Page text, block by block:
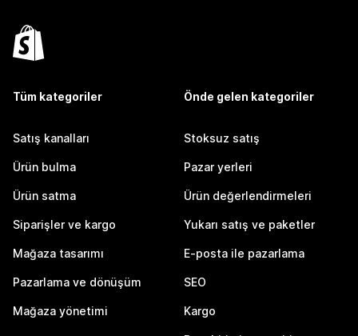
Tüm kategoriler
Satış kanalları
Ürün bulma
Ürün satma
Siparişler ve kargo
Mağaza tasarımı
Pazarlama ve dönüşüm
Mağaza yönetimi
Önde gelen kategoriler
Stoksuz satış
Pazar yerleri
Ürün değerlendirmeleri
Yukarı satış ve paketler
E-posta ile pazarlama
SEO
Kargo